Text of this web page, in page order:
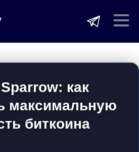
как
максимальную
биткоина